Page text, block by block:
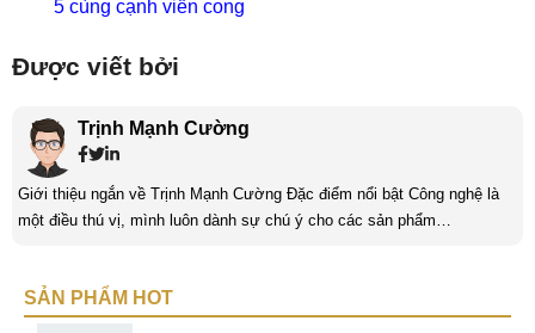
5 cùng cạnh viền cong
Được viết bởi
Trịnh Mạnh Cường
Giới thiệu ngắn về Trịnh Mạnh Cường Đặc điểm nổi bật Công nghệ là
một điều thú vị, mình luôn dành sự chú ý cho các sản phẩm
hiểu biết mới mẻ và thú vị. Tinh thần tự giác và sự chuyên nghiệp là
SẢN PHẨM HOT